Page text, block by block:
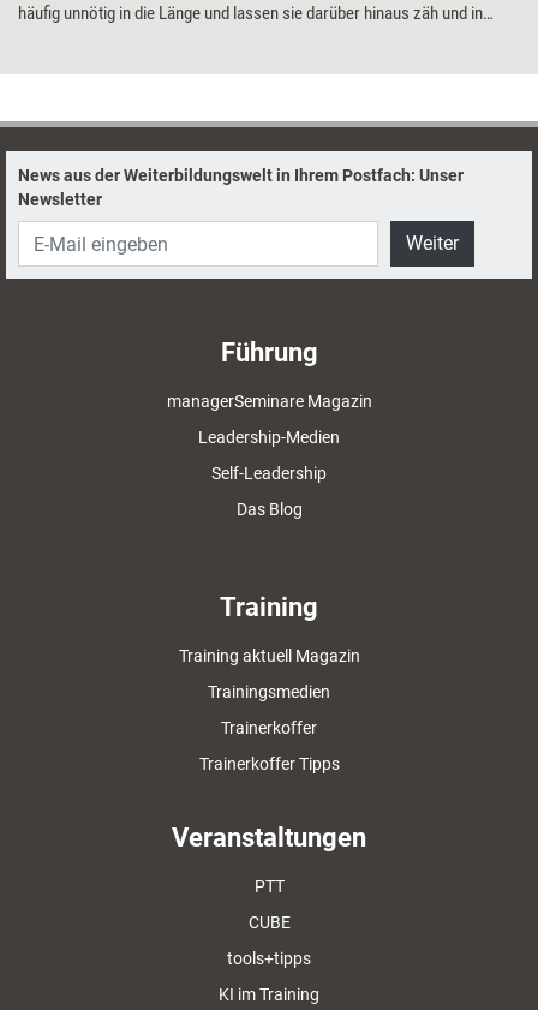
häufig unnötig in die Länge und lassen sie darüber hinaus zäh und in
News aus der Weiterbildungswelt in Ihrem Postfach: Unser
Newsletter
Weiter
Führung
managerSeminare Magazin
Leadership-Medien
Self-Leadership
Das Blog
Training
Training aktuell Magazin
Trainingsmedien
Trainerkoffer
Trainerkoffer Tipps
Veranstaltungen
PTT
CUBE
tools+tipps
KI im Training